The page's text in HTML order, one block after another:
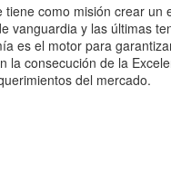
tiene como misión crear
vanguardia y las últimas
es el motor para
la consecución de la
del mercado.